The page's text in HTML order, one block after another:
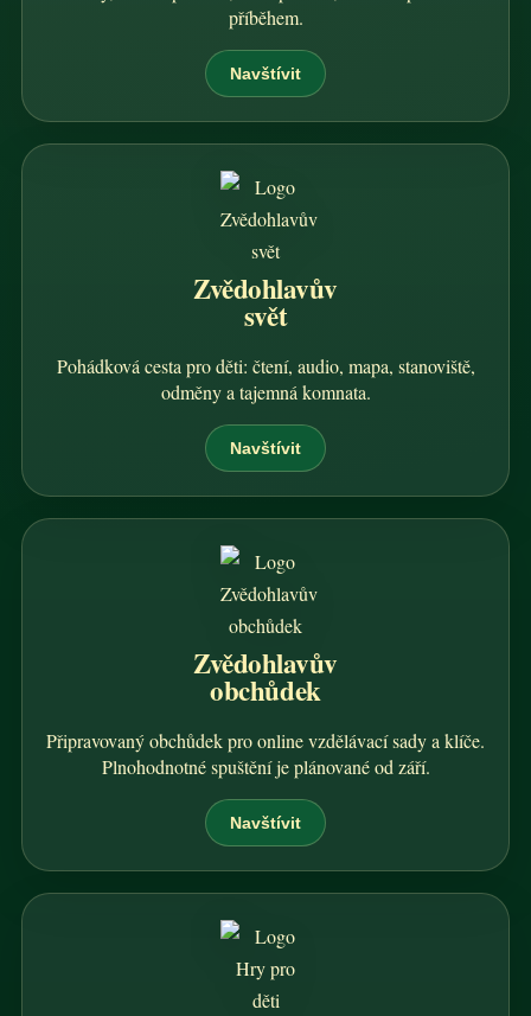
příběhem.
Navštívit
Zvědohlavův
svět
Pohádková cesta pro děti: čtení, audio, mapa, stanoviště,
odměny a tajemná komnata.
Navštívit
Zvědohlavův
obchůdek
Připravovaný obchůdek pro online vzdělávací sady a klíče.
Plnohodnotné spuštění je plánované od září.
Navštívit